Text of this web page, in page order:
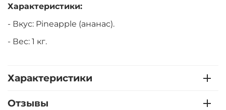
Характеристики:
- Вкус: Pineapple (ананас).
- Вес: 1 кг.
Характеристики
Отзывы